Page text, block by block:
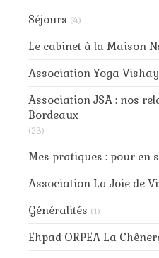
Séjours (4)
Le cabinet à la Maison
Association Yoga
Association JSA : nos
Bordeaux
(23)
Mes pratiques : pour en
Association La Joie de
Généralités (1)
Ehpad ORPEA La